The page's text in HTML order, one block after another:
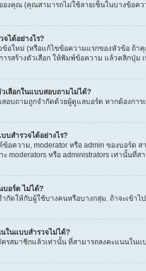
งคุณ (คุณสามารถไม่ใช้ลายเซ็นในบางข้อคว
จได้อย่างไร?
อใหม่ (หรือแก้ไขข้อความแรกของหัวข้อ ถ้า
ารสร้างตัวเลือก ให้พิมพ์ข้อความ แล้วคลิกปุ่ม
เลือกในแบบสอบถามไม่ได้?
อบถามถูกจำกัดด้วยผู้ดูแลบอร์ด หากต้องกา
บสำรวจได้อย่างไร?
อความ, moderator หรือ admin ของบอร์ด
ะ moderators หรือ administrators เท่านั้นที่
บอร์ด ไม่ได้?
กัดให้กับผู้ใช้บางคนหรือบางกลุ่ม. ถ้าจะเข้า
ในแบบสำรวจไม่ได้?
รสมาชิกแล้วเท่านั้น ที่สามารถลงคะแนนใน